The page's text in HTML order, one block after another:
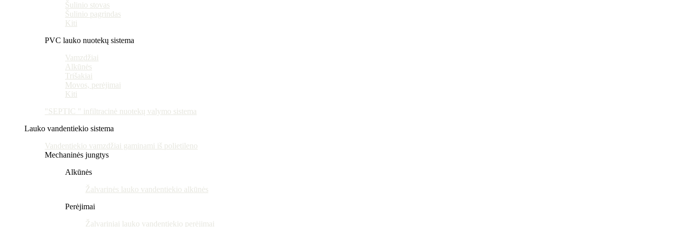
Šulinio stovas
Šulinio pagrindas
Kiti
PVC lauko nuotekų sistema
Vamzdžiai
Alkūnės
Trišakiai
Movos, perėjimai
Kiti
"SEPTIC " infiltracinė nuotekų valymo sistema
Lauko vandentiekio sistema
Vandentiekio vamzdžiai gaminami iš polietileno
Mechaninės jungtys
Alkūnės
Žalvarinės lauko vandentiekio alkūnės
Perėjimai
Žalvariniai lauko vandentiekio perėjimai